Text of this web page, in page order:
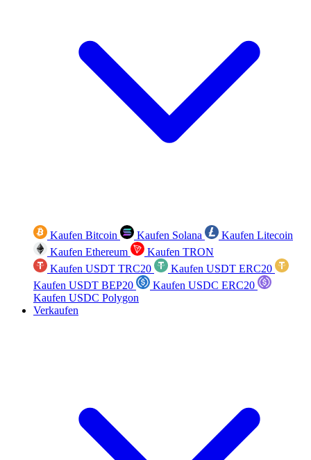
Kaufen Bitcoin Kaufen Solana
Kaufen Litecoin
Kaufen Ethereum
Kaufen TRON
Kaufen USDT TRC20
Kaufen USDT ERC20
Kaufen USDT BEP20
Kaufen USDC ERC20
Kaufen USDC Polygon
Verkaufen